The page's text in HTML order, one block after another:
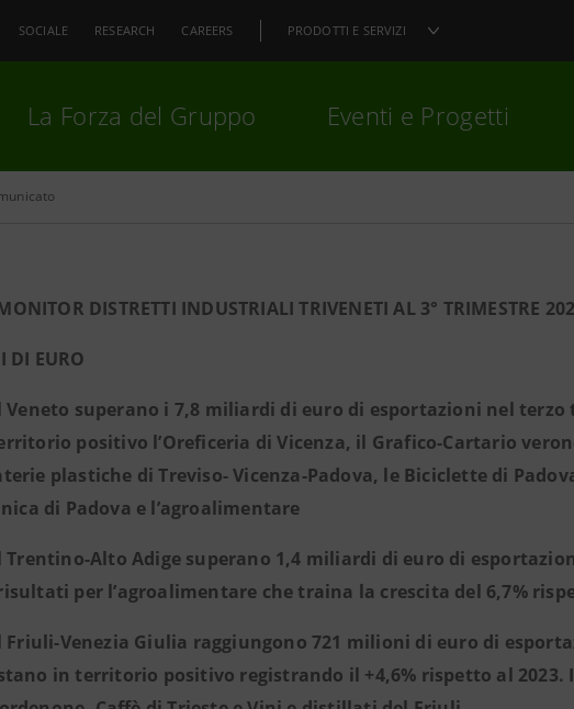
SOCIALE RESEARCH CAREERS PRODOTTI E SERVIZI
La Forza del Gruppo Eventi e Progetti
DISTRETTI INDUSTRIALI TRIVENETI AL 3° TRIMESTRE
DI EURO
superano i 7,8 miliardi di euro di esportazioni nel terzo
positivo l’Oreficeria di Vicenza, il Grafico-Cartario
plastiche di Treviso- Vicenza-Padova, le Biciclette di
di Padova e l’agroalimentare
Alto Adige superano 1,4 miliardi di euro di
per l’agroalimentare che traina la crescita del 6,7%
Venezia Giulia raggiungono 721 milioni di euro di
in territorio positivo registrando il +4,6% rispetto al 2023.